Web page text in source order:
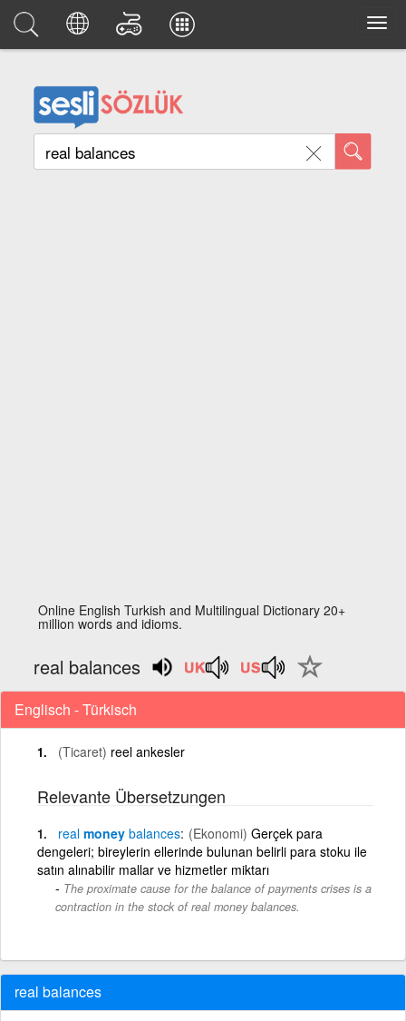
Online English Turkish and Multilingual Dictionary 20+
million words and idioms.
real balances
Englisch - Türkisch
(Ticaret) reel ankesler
Relevante Übersetzungen
real money balances (Ekonomi) Gerçek para
dengeleri; bireylerin ellerinde bulunan belirli para stoku ile
satın alınabilir mallar ve hizmetler miktarı
The proximate cause for the balance of payments crises is a
contraction in the stock of real money balances.
real balances